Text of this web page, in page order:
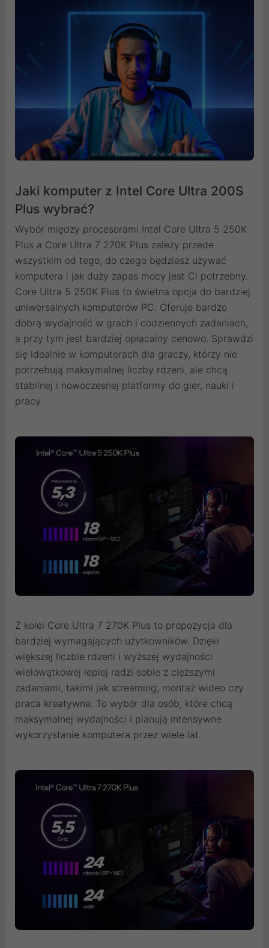
Jaki komputer z Intel Core Ultra 200S
Plus wybrać?
Wybór między procesorami Intel Core Ultra 5 250K
Plus a Core Ultra 7 270K Plus zależy przede
wszystkim od tego, do czego będziesz używać
komputera i jak duży zapas mocy jest Ci potrzebny.
Core Ultra 5 250K Plus to świetna opcja do bardziej
uniwersalnych komputerów PC. Oferuje bardzo
dobrą wydajność w grach i codziennych zadaniach,
a przy tym jest bardziej opłacalny cenowo. Sprawdzi
się idealnie w komputerach dla graczy, którzy nie
potrzebują maksymalnej liczby rdzeni, ale chcą
stabilnej i nowoczesnej platformy do gier, nauki i
pracy.
Z kolei Core Ultra 7 270K Plus to propozycja dla
bardziej wymagających użytkowników. Dzięki
większej liczbie rdzeni i wyższej wydajności
wielowątkowej lepiej radzi sobie z cięższymi
zadaniami, takimi jak streaming, montaż wideo czy
praca kreatywna. To wybór dla osób, które chcą
maksymalnej wydajności i planują intensywne
wykorzystanie komputera przez wiele lat.